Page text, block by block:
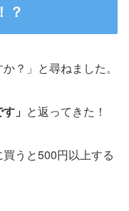
？
？」と尋ねました。
」 と返ってきた！
うと500円以上する